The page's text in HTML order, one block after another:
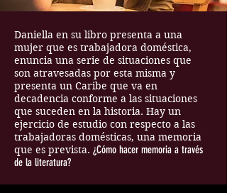
Daniella en su libro presenta a una
mujer que es trabajadora doméstica,
enuncia una serie de situaciones que
son atravesadas por esta misma y
presenta un Caribe que va en
decadencia conforme a las situaciones
que suceden en la historia. Hay un
ejercicio de estudio con respecto a las
trabajadoras domésticas, una memoria
que es prevista. ¿Cómo hacer memoria a través
de la literatura?